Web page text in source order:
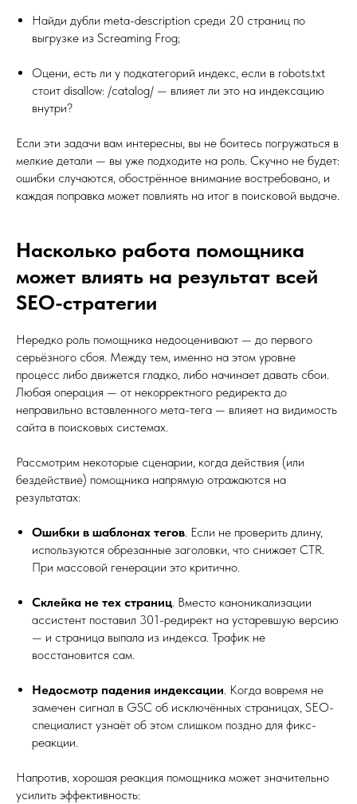
Найди дубли meta-description среди 20 страниц по
выгрузке из Screaming Frog;
Оцени, есть ли у подкатегорий индекс, если в robots.txt
стоит disallow: /catalog/ — влияет ли это на индексацию
внутри?
Если эти задачи вам интересны, вы не боитесь погружаться в
мелкие детали — вы уже подходите на роль. Скучно не будет:
ошибки случаются, обострённое внимание востребовано, и
каждая поправка может повлиять на итог в поисковой выдаче.
Насколько работа помощника
может влиять на результат всей
SEO-стратегии
Нередко роль помощника недооценивают — до первого
серьёзного сбоя. Между тем, именно на этом уровне
процесс либо движется гладко, либо начинает давать сбои.
Любая операция — от некорректного редиректа до
неправильно вставленного мета-тега — влияет на видимость
сайта в поисковых системах.
Рассмотрим некоторые сценарии, когда действия (или
бездействие) помощника напрямую отражаются на
результатах:
Ошибки в шаблонах тегов. Если не проверить длину,
используются обрезанные заголовки, что снижает CTR.
При массовой генерации это критично.
Склейка не тех страниц. Вместо каноникализации
ассистент поставил 301-редирект на устаревшую версию
— и страница выпала из индекса. Трафик не
восстановится сам.
Недосмотр падения индексации. Когда вовремя не
замечен сигнал в GSC об исключённых страницах, SEO-
специалист узнаёт об этом слишком поздно для фикс-
реакции.
Напротив, хорошая реакция помощника может значительно
усилить эффективность: